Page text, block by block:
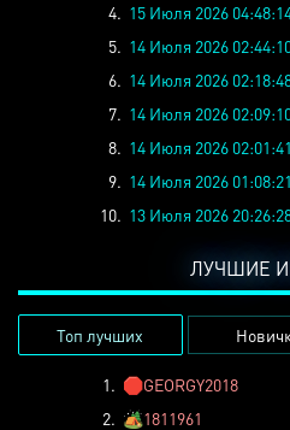
4. 15 Июля 2026
5. 14 Июля 2026
6. 14 Июля 2026
7. 14 Июля 2026
8. 14 Июля 2026 02:01:41
9. 14 Июля 2026 01:08:21
10. 13 Июля 2026
ЛУЧШИЕ
Топ лучших
1. 🛑GEORGY2018
2. 🏕️1811961